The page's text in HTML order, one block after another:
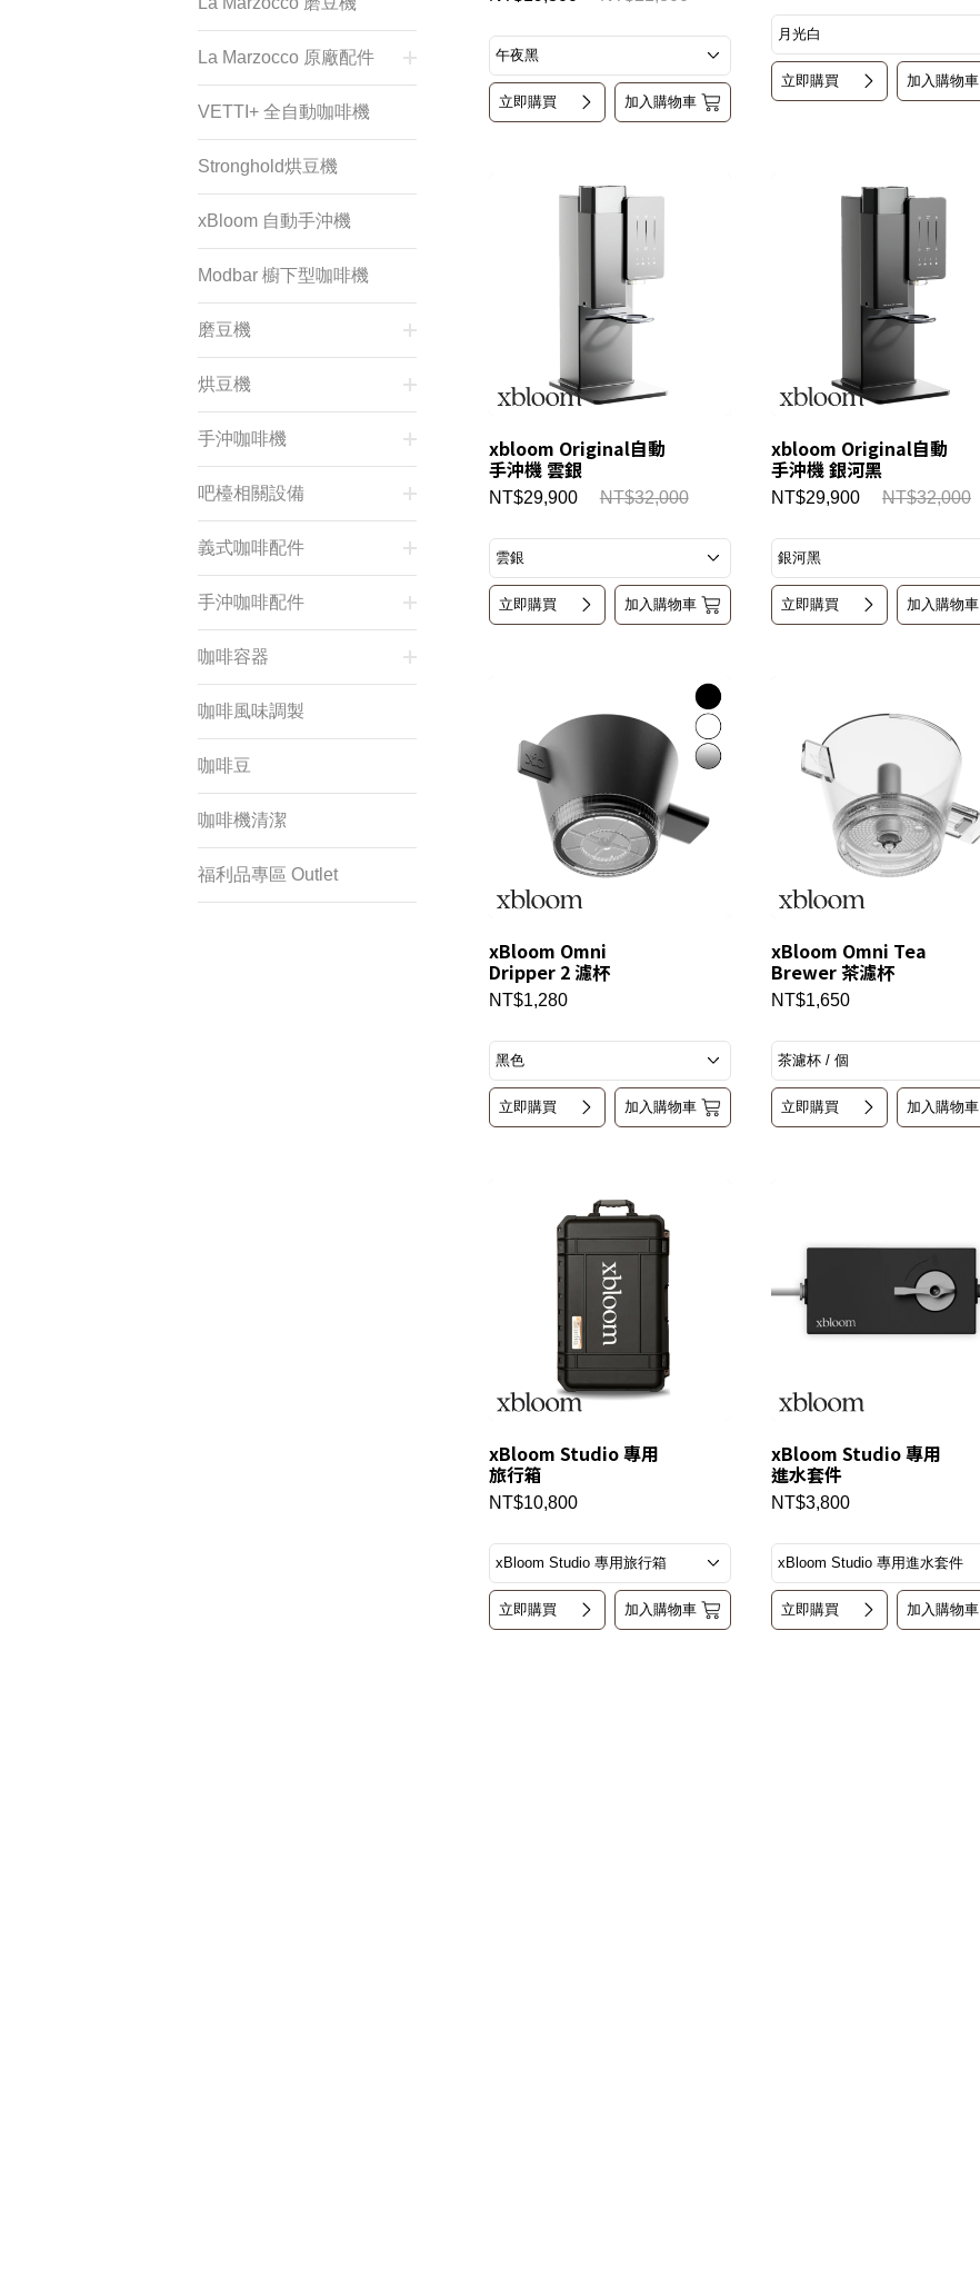
La Marzocco 原廠配件
VETTI+ 全自動咖啡機
Stronghold烘豆機
xBloom 自動手沖機
Modbar 櫥下型咖啡機
磨豆機
烘豆機
手沖咖啡機
吧檯相關設備
義式咖啡配件
手沖咖啡配件
咖啡容器
咖啡風味調製
咖啡豆
咖啡機清潔
福利品專區 Outlet
立即購買 加入購物車
立即購買 加入購物車
xbloom Original自動
手沖機 雲銀
NT$29,900 NT$32,000
立即購買 加入購物車
xbloom Original自動
手沖機 銀河黑
NT$29,900 NT$32,000
立即購買 加入購物車
xBloom Omni
Dripper 2 濾杯
NT$1,280
立即購買 加入購物車
xBloom Omni Tea
Brewer 茶濾杯
NT$1,650
立即購買 加入購物車
xBloom Studio 專用
旅行箱
NT$10,800
立即購買 加入購物車
xBloom Studio 專用
進水套件
NT$3,800
立即購買 加入購物車